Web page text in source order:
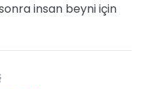
insan beyni için